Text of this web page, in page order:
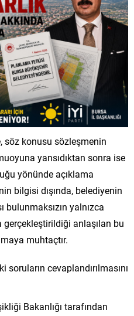
söz konusu sözleşmenin
yansıdıktan sonra ise
yönünde açıklama
bilgisi dışında, belediyenin
yalnızca
gerçekleştirildiği anlaşılan bu
muhtaçtır.
soruların cevaplandırılmasını
Bakanlığı tarafından